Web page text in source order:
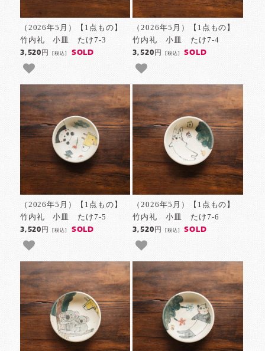
（2026年5月）【1点もの】
竹内礼 小皿 たけ7-3
3,520円[税込] SOLD
（2026年5月）【1点もの】
竹内礼 小皿 たけ7-4
3,520円 [税込] SOLD
（2026年5月）【1点もの】
竹内礼 小皿 たけ7-5
3,520円[税込] SOLD
（2026年5月）【1点もの】
竹内礼 小皿 たけ7-6
3,520円 [税込] SOLD